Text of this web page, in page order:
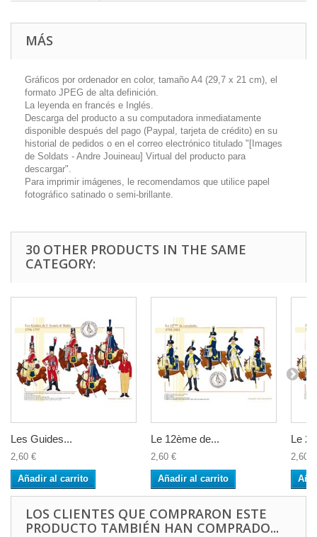
MÁS
Gráficos por ordenador en color, tamaño A4 (29,7 x 21 cm), el
formato JPEG de alta definición.
La leyenda en francés e Inglés.
Descarga del producto a su computadora inmediatamente
disponible después del pago (Paypal, tarjeta de crédito) en su
historial de pedidos o en el correo electrónico titulado "[Images
de Soldats - Andre Jouineau] Virtual del producto para
descargar".
Para imprimir imágenes, le recomendamos que utilice papel
fotográfico satinado o semi-brillante.
30 OTHER PRODUCTS IN THE SAME
CATEGORY:
Les Guides...
2,60 €
Añadir al carrito
Le 12ème de...
2,60 €
Añadir al carrito
Le
2,60 €
LOS CLIENTES QUE COMPRARON ESTE
PRODUCTO TAMBIÉN HAN COMPRADO...